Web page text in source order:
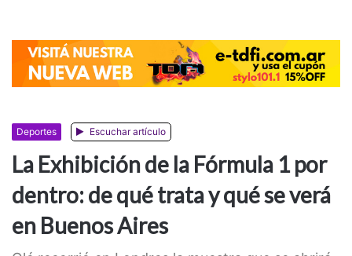
Deportes Escuchar artículo
La Exhibición de la Fórmula 1 por
dentro: de qué trata y qué se verá
en Buenos Aires